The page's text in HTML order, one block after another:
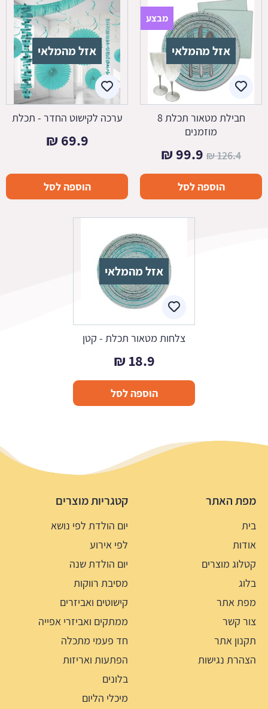
אזל מהמלאי
מבצע
חבילת מטאור תכלת 8
מוזמנים
126.4
₪ המחיר
המקורי
היה:
99.9
₪
הנוכחי
הוא:
הוספה לסל
אזל מהמלאי
ערכה לקישוט החדר - תכלת
69.9
₪
הוספה לסל
אזל מהמלאי
צלחות מטאור תכלת - קטן
18.9
₪
הוספה לסל
מפת האתר
בית
אודות
קטלוג מוצרים
בלוג
מפת אתר
צור קשר
תקנון אתר
הצהרת נגישות
קטגריות מוצרים
יום הולדת לפי נושא
לפי אירוע
יום הולדת שנה
מסיבת רווקות
קישוטים ואביזרים
ממתקים ואביזרי אפייה
חד פעמי מתכלה
הפתעות ואריזות
בלונים
מיכלי הליום